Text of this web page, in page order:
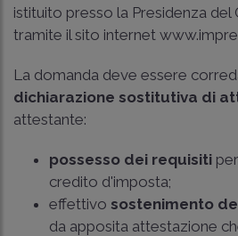
istituito presso la Presidenza del
tramite il sito internet
La domanda deve essere
dichiarazione sostitutiva di
attestante:
possesso dei requisiti
credito d'imposta;
effettivo sostenimento
da apposita attestazione